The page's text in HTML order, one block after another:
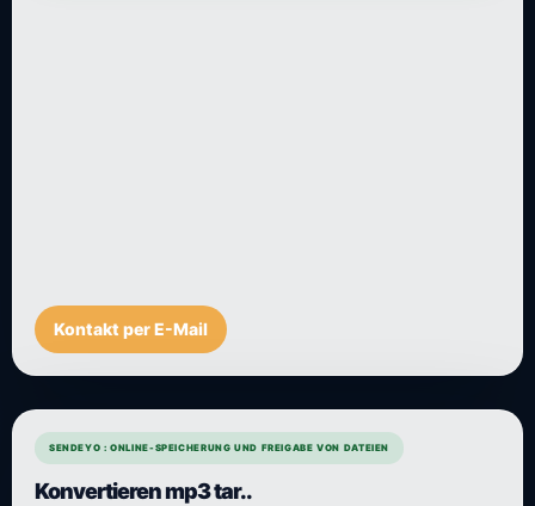
Kontakt per E-Mail
SENDEYO : ONLINE-SPEICHERUNG UND FREIGABE VON DATEIEN
Konvertieren mp3 tar..